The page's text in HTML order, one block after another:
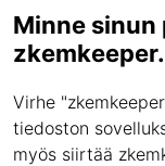
Minne
Virhe
tiedoston
myös siirtää